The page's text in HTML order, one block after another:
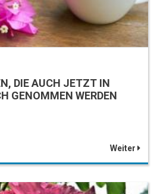
DIE AUCH JETZT IN
GENOMMEN WERDEN
Weiter